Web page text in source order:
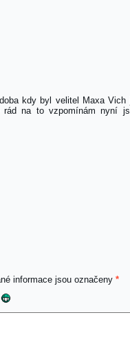
kdy byl velitel Maxa Vich
na to vzpomínám nyní
informace jsou označeny *